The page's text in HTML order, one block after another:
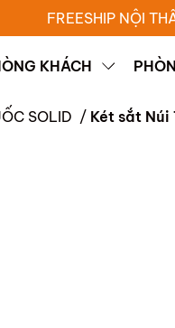
FREESHIP NỘI
KHÁCH
SOLID / Két sắt Núi